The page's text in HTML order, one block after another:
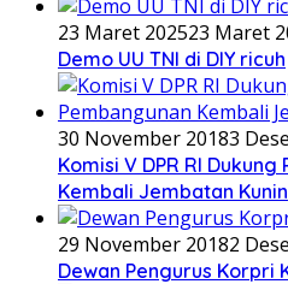
23 Maret 202523 Maret
Demo UU TNI di DIY ricuh
30 November 20183
Komisi V DPR RI
Kembali Jembatan
29 November 20182
Dewan Pengurus Korpri